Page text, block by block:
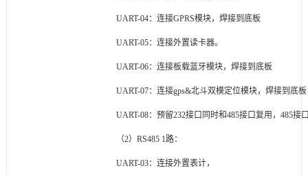
UART-04：连接GPRS模块，焊接到底板
UART-05：连接外置读卡器。
UART-06：连接板载蓝牙模块，焊接到底板
UART-07：连接gps&北斗双模定位模块，焊接到底板
UART-08：预留232接口同时和485接口复用，485
（2）RS485 1路：
UART-03：连接外置表计，